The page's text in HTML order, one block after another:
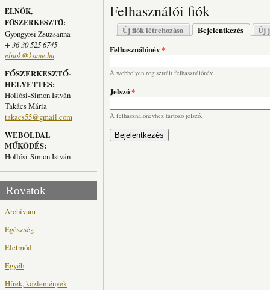
ELNÖK,
FŐSZERKESZTŐ:
Gyöngyösi Zsuzsanna
+ 36 30 525 6745
elnok@kame.hu
FŐSZERKESZTŐ-
HELYETTES:
Hollósi-Simon István
Takács Mária
takacs55@gmail.com
WEBOLDAL
MŰKÖDÉS:
Hollósi-Simon István
Rovatok
Archívum
Egészség
Életmód
Egyéb
Hírek, közlemények
Felhasználói fiók
Elsődleges fülek
Új fiók létrehozása Bejelentkezés (aktív
Új
Felhasználónév*
A webhelyen regisztrált felhasználónév.
Jelszó*
A felhasználónévhez tartozó jelszó.